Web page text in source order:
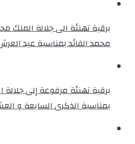
برقية تهنئة الى جلالة الملك
محمد الفائد بمناسبة عيد
برقية تهنئة مرفوعة إلى
بمناسبة الذكرى السابعة و